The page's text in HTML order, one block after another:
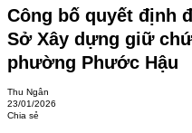
Công bố quyết định
Sở Xây dựng giữ
phường Phước Hậu
Thu Ngân
23/01/2026
Chia sẻ